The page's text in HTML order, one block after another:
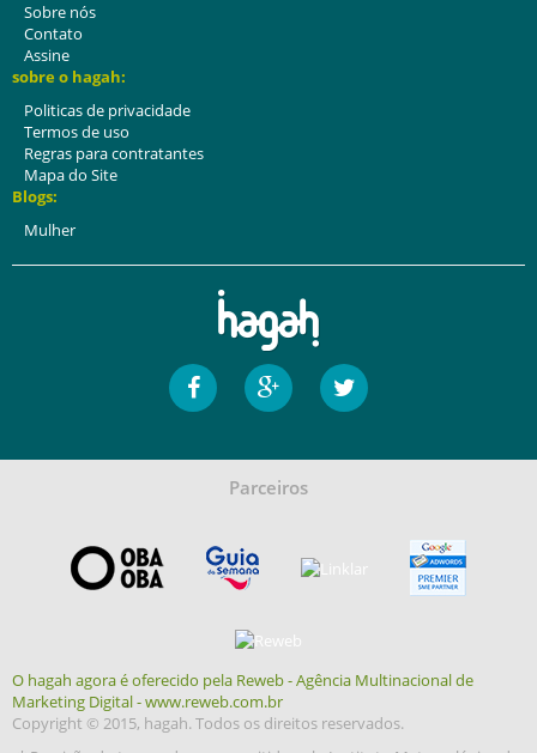
Sobre nós
Contato
Assine
sobre o hagah:
Politicas de privacidade
Termos de uso
Regras para contratantes
Mapa do Site
Blogs:
Mulher
Parceiros
O hagah agora é oferecido pela Reweb - Agência Multinacional de
Marketing Digital - www.reweb.com.br
Copyright © 2015, hagah. Todos os direitos reservados.